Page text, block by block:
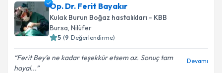
Uzm. Dr. Ayda Aşkariçin randevu takvimi talebi
oluşturun. Size bu uzmandan randevu almanız için bir
takvim hazırlandığında e-posta ile bilgilendireceğiz.
Op. Dr. Ferit Bayakır
Kulak Burun Boğaz hastalıkları - KBB
Bursa, Nilüfer
5 (9 Değerlendirme)
Ferit Bey’e ne kadar teşekkür etsem az. Sonuç tam
hayal...
Devamı